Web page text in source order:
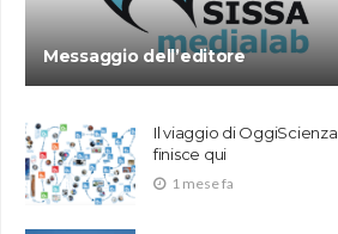
Messaggio dell’editore
Il viaggio di OggiScienza
finisce qui
1 mese fa